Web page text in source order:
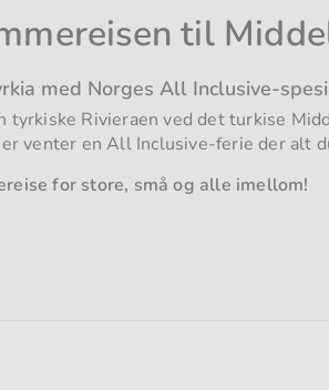
til
med Norges All Inclusive-
tyrkiske Rivieraen ved det turkise
venter en All Inclusive-ferie der alt
for store, små og alle imellom!